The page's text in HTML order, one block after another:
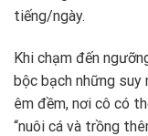
tiếng/ngày.
Khi chạm đến
bộc bạch những
êm đềm, nơi cô có
“nuôi cá và trồng